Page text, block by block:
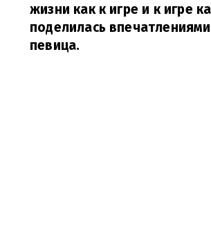
жизни как к игре и к игре
поделилась
певица.